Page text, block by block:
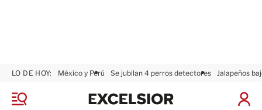
M
LO DE HOY: México y Perú Se jubilan 4 perros detectores Jalapeños
I
x